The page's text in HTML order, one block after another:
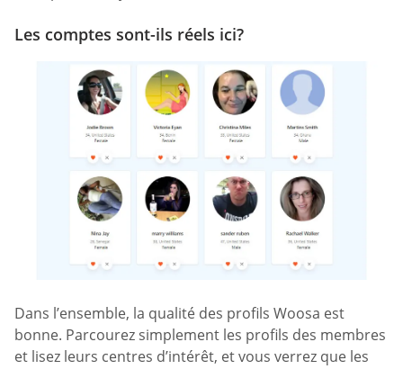
Les comptes sont-ils réels ici?
Dans l’ensemble, la qualité des profils Woosa est
bonne. Parcourez simplement les profils des membres
et lisez leurs centres d’intérêt, et vous verrez que les